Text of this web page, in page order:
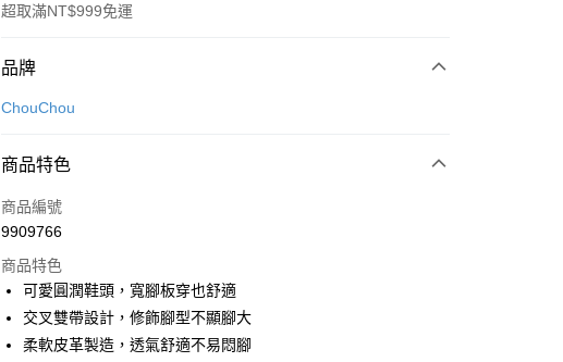
超取滿NT$999免運
付款方式
信用卡一次付款
Apple Pay
街口支付
悠遊付
Google Pay
品牌
ChouChou
商品特色
商品編號
9909766
商品特色
可愛圓潤鞋頭，寬腳板穿也舒適
交叉雙帶設計，修飾腳型不顯腳大
柔軟皮革製造，透氣舒適不易悶腳